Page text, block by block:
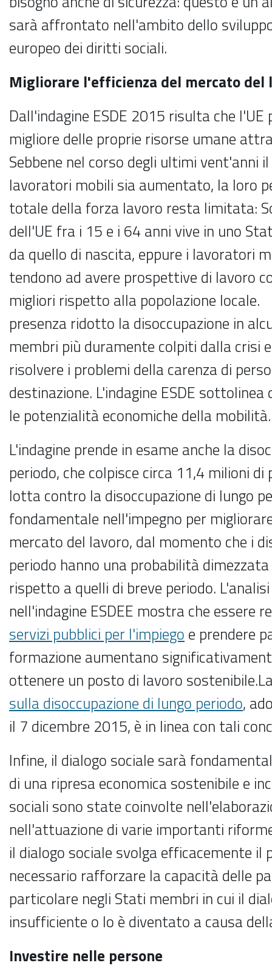
sarà affrontato nell'ambito dello
europeo dei diritti sociali.
Migliorare l'efficienza del mercato del
Dall'indagine ESDE 2015 risulta che
migliore delle proprie risorse umane
Sebbene nel corso degli ultimi vent'anni
lavoratori mobili sia aumentato, la loro
totale della forza lavoro resta limitata:
dell'UE fra i 15 e i 64 anni vive in uno
da quello di nascita, eppure i lavoratori
tendono ad avere prospettive di lavoro
migliori rispetto alla popolazione
presenza ridotto la disoccupazione in
membri più duramente colpiti dalla crisi
risolvere i problemi della carenza di
destinazione. L'indagine ESDE
le potenzialità economiche della mobilità.
L'indagine prende in esame anche la
periodo, che colpisce circa 11,4 milioni di
lotta contro la disoccupazione di lungo
fondamentale nell'impegno per
mercato del lavoro, dal momento che i
periodo hanno una probabilità
rispetto a quelli di breve periodo.
nell'indagine ESDEE mostra che essere
servizi pubblici per l'impiego e prendere
formazione aumentano
ottenere un posto di lavoro
sulla disoccupazione di lungo periodo,
il 7 dicembre 2015, è in linea con tali
Infine, il dialogo sociale sarà
di una ripresa economica sostenibile e
sociali sono state coinvolte
nell'attuazione di varie importanti
il dialogo sociale svolga efficacemente il
necessario rafforzare la capacità delle
particolare negli Stati membri in cui il
insufficiente o lo è diventato a causa
Investire nelle persone